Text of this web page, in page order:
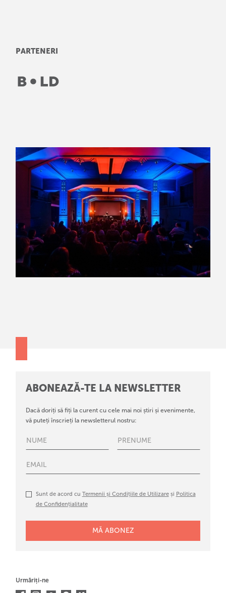
PARTENERI
ABONEAZĂ-TE LA NEWSLETTER
Dacă doriți să fiți la curent cu cele mai noi știri și evenimente,
vă puteți înscrieți la newsletterul nostru:
Sunt de acord cu Termenii și Condițiile de Utilizareși Politica
de Confidențialitate
Urmăriți-ne